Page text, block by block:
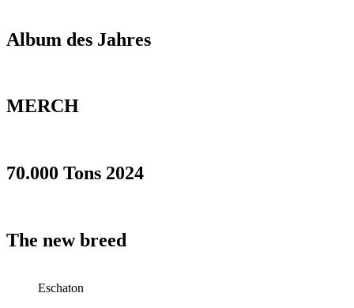
Album des Jahres
MERCH
70.000 Tons 2024
The new breed
Eschaton